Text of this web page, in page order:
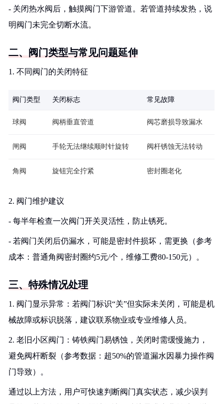
- 关闭热水阀后，触摸阀门下游管道。若管道持续发热，说
明阀门未完全切断水流。
二、阀门类型与常见问题延伸
1. 不同阀门的关闭特征
阀门类型 关闭标志 常见故障
球阀 阀柄垂直管道 阀芯磨损导致漏水
闸阀 手轮无法继续顺时针旋转 阀杆锈蚀无法转动
角阀 旋钮完全拧紧 密封圈老化
2. 阀门维护建议
- 每半年检查一次阀门开关灵活性，防止锈死。
- 若阀门关闭后仍漏水，可能是密封件损坏，需更换（参考
成本：普通角阀密封圈约5元/个，维修工费80-150元）。
三、特殊情况处理
1. 阀门显示异常：若阀门标识“关”但实际未关闭，可能是机
械故障或标识脱落，建议联系物业或专业维修人员。
2. 老旧小区阀门：铸铁阀门易锈蚀，关闭时需缓慢施力，
避免阀杆断裂（参考数据：超50%的管道漏水因暴力操作阀
门导致）。
通过以上方法，用户可快速判断阀门真实状态，减少误判